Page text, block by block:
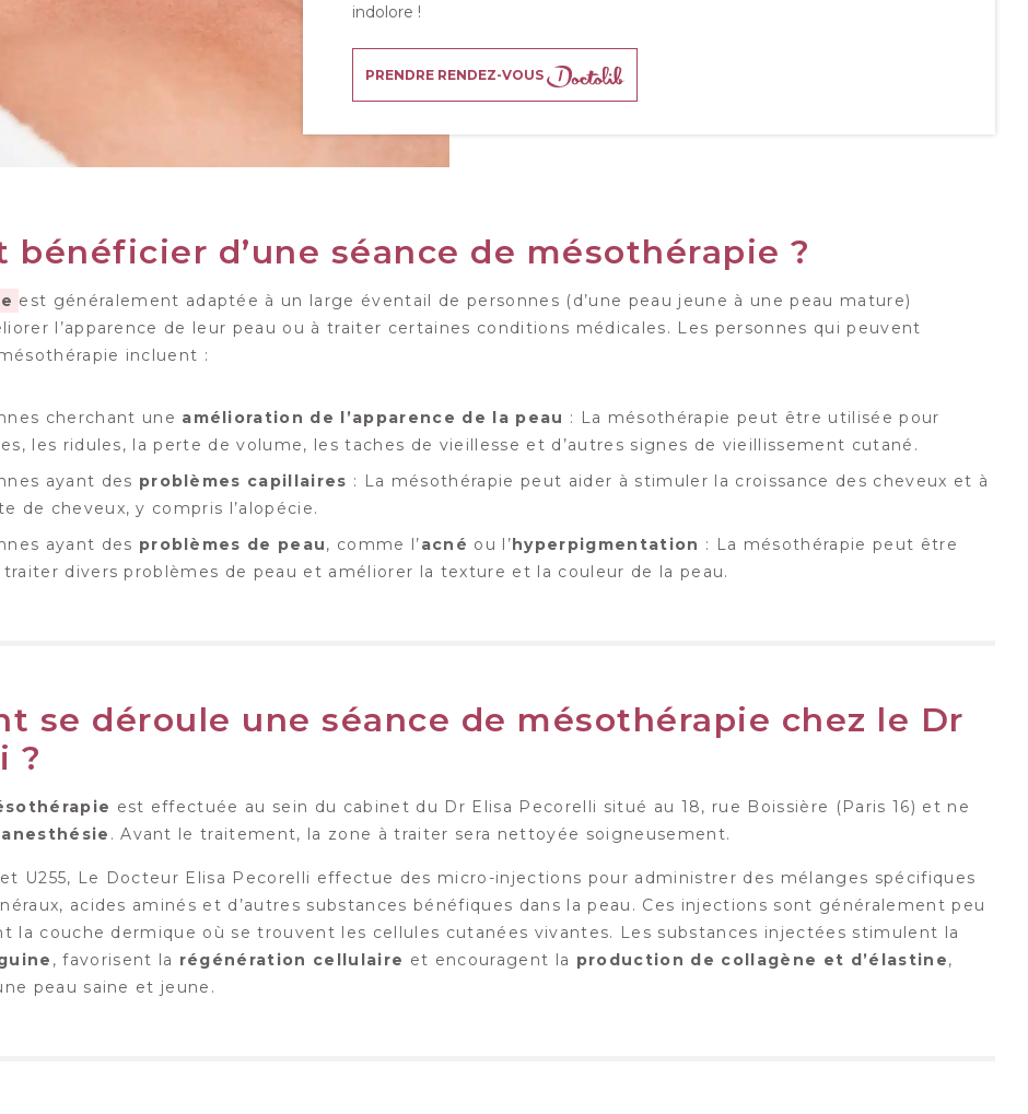
indolore !
PRENDRE RENDEZ-VOUS
bénéficier d’une séance de mésothérapie ?
est généralement adaptée à un large éventail de personnes (d’une peau jeune à une peau mature)
l’apparence de leur peau ou à traiter certaines conditions médicales. Les personnes qui peuvent
incluent :
cherchant une amélioration de l’apparence de la peau : La mésothérapie peut être utilisée pour
les ridules, la perte de volume, les taches de vieillesse et d’autres signes de vieillissement cutané.
ayant des problèmes capillaires : La mésothérapie peut aider à stimuler la croissance des cheveux et à
de cheveux, y compris l’alopécie.
ayant des problèmes de peau, comme l’acné ou l’ hyperpigmentation : La mésothérapie peut être
divers problèmes de peau et améliorer la texture et la couleur de la peau.
se déroule une séance de mésothérapie chez le Dr
?
est effectuée au sein du cabinet du Dr Elisa Pecorelli situé au 18, rue Boissière (Paris 16) et ne
. Avant le traitement, la zone à traiter sera nettoyée soigneusement.
U255, Le Docteur Elisa Pecorelli effectue des micro-injections pour administrer des mélanges spécifiques
acides aminés et d’autres substances bénéfiques dans la peau. Ces injections sont généralement peu
la couche dermique où se trouvent les cellules cutanées vivantes. Les substances injectées stimulent la
, favorisent la régénération cellulaire et encouragent la production de collagène et d’élastine,
peau saine et jeune.